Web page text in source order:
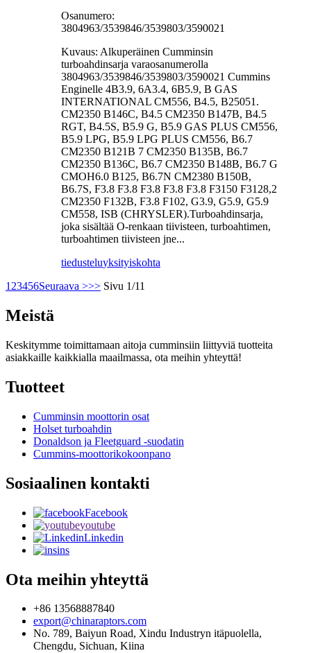
Osanumero:
3804963/3539846/3539803/3590021
Kuvaus: Alkuperäinen Cumminsin
turboahdinsarja varaosanumerolla
3804963/3539846/3539803/3590021 Cummins
Enginelle 4B3.9, 6A3.4, 6B5.9, B GAS
INTERNATIONAL CM556, B4.5, B25051.
CM2350 B146C, B4.5 CM2350 B147B, B4.5
RGT, B4.5S, B5.9 G, B5.9 GAS PLUS CM556,
B5.9 LPG, B5.9 LPG PLUS CM556, B6.7
CM2350 B121B 7 CM2350 B135B, B6.7
CM2350 B136C, B6.7 CM2350 B148B, B6.7 G
CMOH6.0 B125, B6.7N CM2380 B150B,
B6.7S, F3.8 F3.8 F3.8 F3.8 F3.8 F3150 F3128,2
CM2350 F132B, F3.8 F102, G3.9, G5.9, G5.9
CM558, ISB (CHRYSLER).Turboahdinsarja,
joka sisältää O-renkaan tiivisteen, turboahtimen,
turboahtimen tiivisteen jne...
tiedusteluyksityiskohta
1 23456Seuraava >>> Sivu 1/11
Meistä
Keskitymme toimittamaan aitoja cumminsiin liittyviä tuotteita
asiakkaille kaikkialla maailmassa, ota meihin yhteyttä!
Tuotteet
Cumminsin moottorin osat
Holset turboahdin
Donaldson ja Fleetguard -suodatin
Cummins-moottorikokoonpano
Sosiaalinen kontakti
Facebook
youtube
Linkedin
ins
Ota meihin yhteyttä
+86 13568887840
export@chinaraptors.com
No. 789, Baiyun Road, Xindu Industryn itäpuolella,
Chengdu, Sichuan, Kiina